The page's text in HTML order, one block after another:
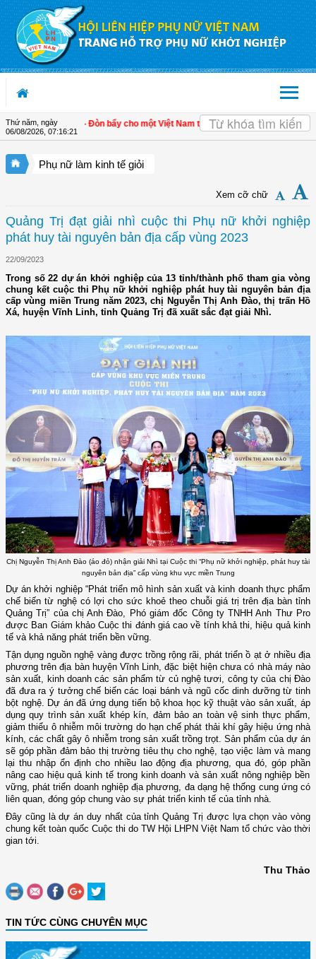
Truy cập nội dung luôn
Thứ năm, ngày
06/08/2026 07:16:21
kinh tế tư nhân - Đòn bẩy cho một Việt Nam thịnh vượng | Hội LHPN tỉnh
Phụ nữ làm kinh tế giỏi
Xem cỡ chữ
Quảng Trị đạt giải nhì cuộc thi Phụ nữ khởi nghiệp
phát huy tài nguyên bản địa cấp vùng 2023
22/09/2023
Trong số 22 dự án khởi nghiệp của 13 tỉnh/thành phố tham gia vòng
chung kết cuộc thi Phụ nữ khởi nghiệp phát huy tài nguyên bản địa
cấp vùng miền Trung năm 2023, chị Nguyễn Thị Anh Đào, thị trấn Hồ
Xá, huyện Vĩnh Linh, tỉnh Quảng Trị đã xuất sắc đạt giải Nhì.
Chị Nguyễn Thị Anh Đào (áo đỏ) nhận giải Nhì tại Cuộc thi “Phụ nữ khởi nghiệp, phát huy tài
nguyên bản địa” cấp vùng khu vực miền Trung
Dự án khởi nghiệp “Phát triển mô hình sản xuất và kinh doanh thực phẩm
chế biến từ nghệ có lợi cho sức khoẻ theo chuỗi giá trị trên địa bàn tỉnh
Quảng Trị” của chị Anh Đào, Phó giám đốc Công ty TNHH Anh Thư Pro
được Ban Giám khảo Cuộc thi đánh giá cao về tính khả thi, hiệu quả kinh
tế và khả năng phát triển bền vững.
Tận dụng nguồn nghệ vàng được trồng rộng rãi, phát triển ồ ạt ở nhiều địa
phương trên địa bàn huyện Vĩnh Linh, đặc biệt hiện chưa có nhà máy nào
sản xuất, kinh doanhcác sản phẩm từ củ nghệ tươi, công ty của chị Đào
đã đưa ra ý tưởng chế biến các loại bánh và ngũ cốc dinh dưỡng từ tinh
bột nghệ. Dự án đã ứng dụng tiến bộ khoa học kỹ thuật vào sản xuất, áp
dụng quy trình sản xuất khép kín, đảm bảo an toàn vệ sinh thực phẩm,
giảm thiểu ô nhiễm môi trường do hạn chế phát thải khí gây hiệu ứng nhà
kính, các chất gây ô nhiễm trong sản xuất trồng trọt. Sản phẩm của dự án
sẽ góp phần đảm bảo thị trường tiêu thụ cho nghệ, tạo việc làm và mang
lại thu nhập ổn định cho nhiều lao động địa phương, qua đó, góp phần
nâng cao hiệu quả kinh tế trong kinh doanh và sản xuất nông nghiệp bền
vững, phát triển doanh nghiệp địa phương, đa dạng hệ thống cung ứng có
liên quan, đóng góp chung vào sự phát triển kinh tế của tỉnh nhà.
Đây cũnglà dự án duy nhất của tỉnh Quảng Trị được lựa chọn vào vòng
chung kết toàn quốc Cuộc thi do TW Hội LHPN Việt Nam tổ chức vào thời
gian tới.
Thu Thảo
TIN TỨC CÙNG CHUYÊN MỤC